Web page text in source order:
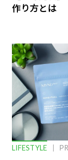
作り方とは
LIFESTYLE PR